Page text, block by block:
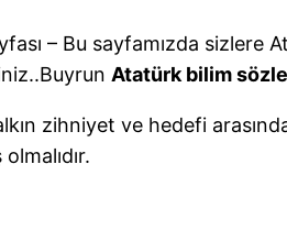
– Bu sayfamızda sizlere
Atatürk bilim
zihniyet ve hedefi